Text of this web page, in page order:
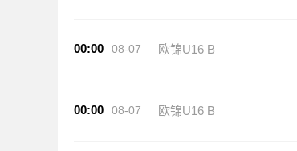
00:00 08-07 欧锦U16 B
00:00 08-07 欧锦U16 B